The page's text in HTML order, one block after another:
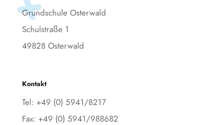
Grundschule Osterwald
Schulstraße 1
49828 Osterwald
Kontakt
Tel: +49 (0) 5941/8217
Fax: +49 (0) 5941/988682